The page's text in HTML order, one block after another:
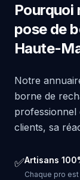
Pourquoi
pose de
Haute-
Notre
borne de
professionnel
clients, sa
✅Artisans
Chaque pro